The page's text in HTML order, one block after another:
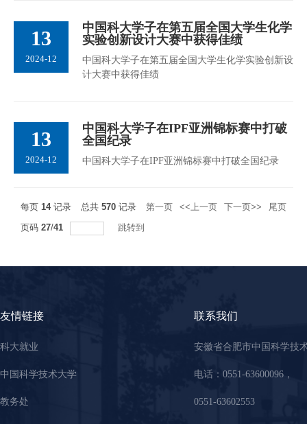
13
2024-12
中国科大学子在第五届全国大学生化学
实验创新设计大赛中获得佳绩
中国科大学子在第五届全国大学生化学实验创新设
计大赛中获得佳绩
13
2024-12
中国科大学子在IPF亚洲锦标赛中打破
全国纪录
中国科大学子在IPF亚洲锦标赛中打破全国纪录
每页 14记录 总共 570 记录 第一页 <<上一页 下一页>>
尾页
页码 27/41 跳转到
友情链接
科大就业
中国科学技术大学
教务处
联系我们
安徽省合肥市中国科学技
电话：0551-63600096，
0551-63602553